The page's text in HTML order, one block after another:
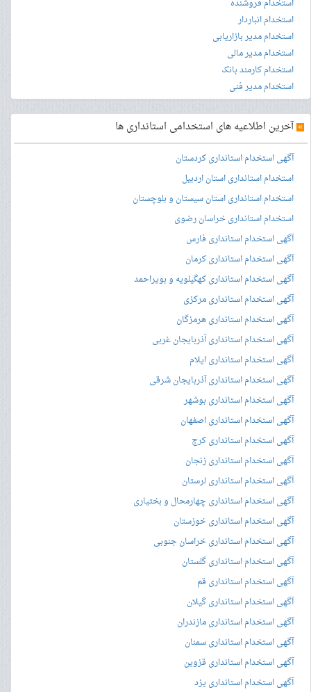
استخدام فروشنده
استخدام انباردار
استخدام مدیر بازاریابی
استخدام مدیر مالی
استخدام کارمند بانک
استخدام مدیر فنی
»آخرین اطلاعیه های استخدامی استانداری ها
آگهی استخدام استانداری کردستان
استخدام استانداری استان اردبیل
استخدام استانداری استان سیستان و بلوچستان
استخدام استانداری خراسان رضوی
آگهی استخدام استانداری فارس
آگهی استخدام استانداری کرمان
آگهی استخدام استانداری کهگیلویه و بویراحمد
آگهی استخدام استانداری مرکزی
آگهی استخدام استانداری هرمزگان
آگهی استخدام استانداری آذربایجان غربی
آگهی استخدام استانداری ایلام
آگهی استخدام استانداری آذربایجان شرقی
آگهی استخدام استانداری بوشهر
آگهی استخدام استانداری اصفهان
آگهی استخدام استانداری کرج
آگهی استخدام استانداری زنجان
آگهی استخدام استانداری لرستان
آگهی استخدام استانداری چهارمحال و بختیاری
آگهی استخدام استانداری خوزستان
آگهی استخدام استانداری خراسان جنوبی
آگهی استخدام استانداری گلستان
آگهی استخدام استانداری قم
آگهی استخدام استانداری گیلان
آگهی استخدام استانداری مازندران
آگهی استخدام استانداری سمنان
آگهی استخدام استانداری قزوین
آگهی استخدام استانداری یزد